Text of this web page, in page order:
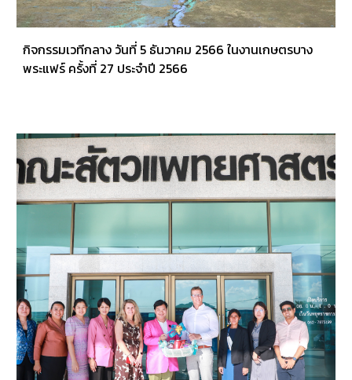
กิจกรรมเวทีกลาง วันที่ 5 ธันวาคม 2566 ในงานเกษตรบาง
พระแฟร์ ครั้งที่ 27 ประจำปี 2566